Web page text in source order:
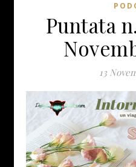
Puntata
13